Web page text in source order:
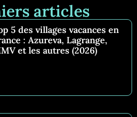
articles
5 des villages vacances en
: Azureva, Lagrange,
et les autres (2026)